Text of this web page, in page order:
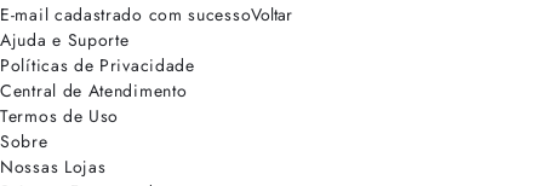
E-mail cadastrado com sucessoVoltar
Ajuda e Suporte
Políticas de Privacidade
Central de Atendimento
Termos de Uso
Sobre
Nossas Lojas